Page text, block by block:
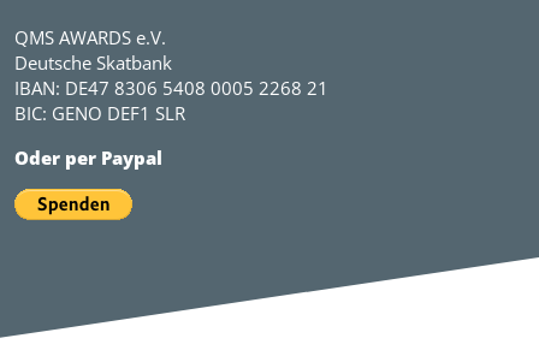
QMS AWARDS e.V.
Deutsche Skatbank
IBAN: DE47 8306 5408 0005 2268 21
BIC: GENO DEF1 SLR
Oder per Paypal